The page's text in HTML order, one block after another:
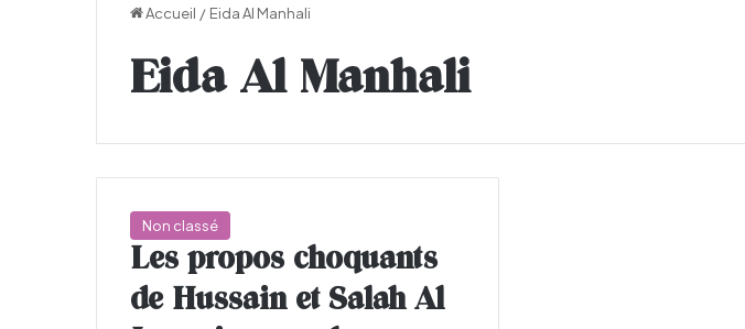
Accueil / Eida Al Manhali
Eida Al Manhali
Non classé
Les propos choquants
de Hussain et Salah Al